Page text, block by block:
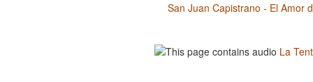
San Juan Capistrano - El Amor
La